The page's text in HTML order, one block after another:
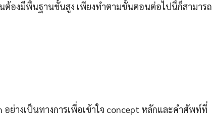
ต้องมีพื้นฐานขั้นสูง เพียงทำตามขั้นตอนต่อไปนี้ก็สามารถ
ย่างเป็นทางการเพื่อเข้าใจ concept หลักและคำศัพท์ที่